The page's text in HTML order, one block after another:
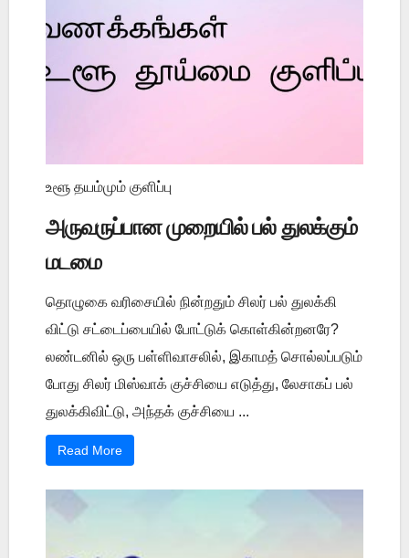
உளூ தயம்மும் குளிப்பு
அருவருப்பான முறையில் பல் துலக்கும்
மடமை
தொழுகை வரிசையில் நின்றதும் சிலர் பல் துலக்கி
விட்டு சட்டைப்பையில் போட்டுக் கொள்கின்றனரே?
லண்டனில் ஒரு பள்ளிவாசலில், இகாமத் சொல்லப்படும்
போது சிலர் மிஸ்வாக் குச்சியை எடுத்து, லேசாகப் பல்
துலக்கிவிட்டு, அந்தக் குச்சியை ...
Read More